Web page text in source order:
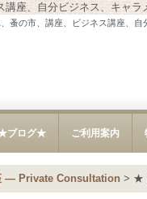
座、自分ビジネス、キャ
蚤の市、講座、ビジネス講座、
ブログ★ ご利用案内
— Private Consultation > ★